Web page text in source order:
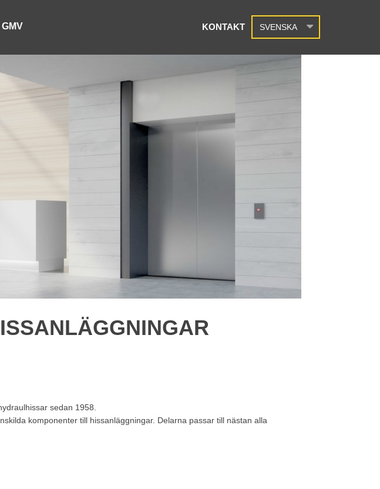
GMV KONTAKT SVENSKA
sedan 1958.
komponenter till hissanläggningar. Delarna passar till nästan alla